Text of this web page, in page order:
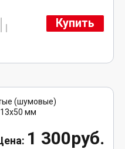
Купить
1 300руб.